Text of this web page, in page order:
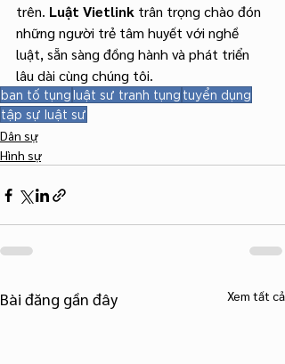
trên. Luật Vietlink trân trọng chào đón
những người trẻ tâm huyết với nghề
luật, sẵn sàng đồng hành và phát triển
lâu dài cùng chúng tôi.
ban tố tụngluật sư tranh tụng tuyển dụng
tập sự luật sư
Dân sự
Hình sự
Bài đăng gần đây Xem tất cả